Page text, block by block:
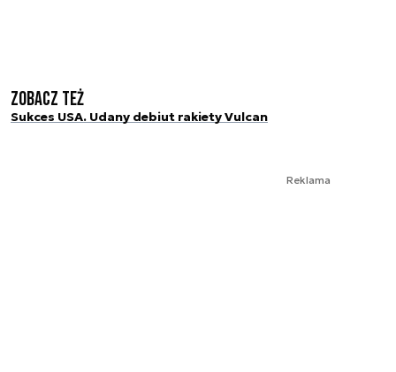
Zobacz też
Sukces USA. Udany debiut rakiety Vulcan
Reklama